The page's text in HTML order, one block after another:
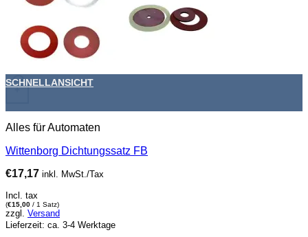
+
SCHNELLANSICHT
Alles für Automaten
Wittenborg Dichtungssatz FB
€17,17 inkl. MwSt./Tax
Incl. tax
(€15,00 / 1 Satz)
zzgl. Versand
Lieferzeit: ca. 3-4 Werktage